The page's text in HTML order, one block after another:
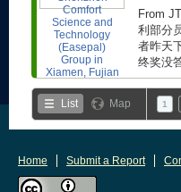
From
利部分
者昨天
终奖没
List Map 1
Home Submit a Report